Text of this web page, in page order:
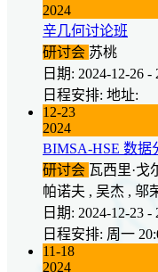
2024
辛几何讨论班
研讨会 苏桃
日期: 2024-12-26 -
日程安排: 地址:
12-23
2024
BIMSA-HSE 数据
研讨会 瓦西里·戈
帕诺夫 , 吴杰 , 邬
日期: 2024-12-23 -
日程安排: 周一
11-18
2024